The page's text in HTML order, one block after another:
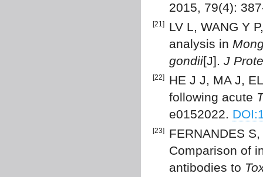
2015, 79(4):
[21]
LV L, WANG Y
analysis in
gondii[J]. J
[22]
HE J J, MA J,
following acute
e0152022.
[23]
FERNANDES
Comparison of
antibodies to